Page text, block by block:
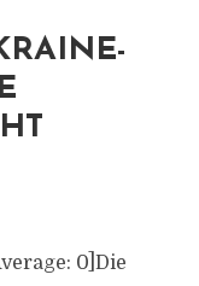
0]Die